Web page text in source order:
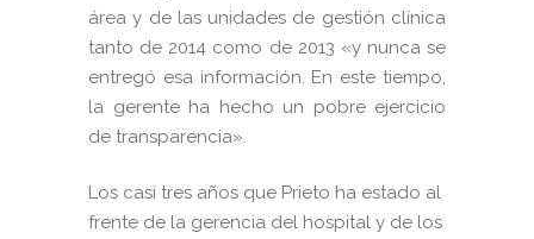
área y de las unidades de gestión clínica
tanto de 2014 como de 2013 «y nunca se
entregó esa información. En este tiempo,
la gerente ha hecho un pobre ejercicio
de transparencia».
Los casi tres años que Prieto ha estado al
frente de la gerencia del hospital y de los